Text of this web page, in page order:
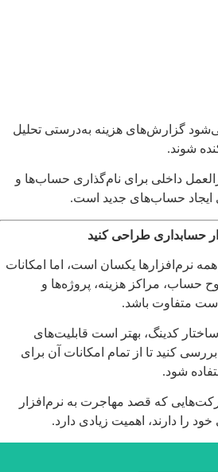
گزارش‌های هزینه به‌درستی تحلیل
شوند.
داخلی برای نام‌گذاری حساب‌ها و
حساب‌های جدید است.
حسابداری طراحی کنید
نرم‌افزارها یکسان است، اما امکانات
حساب، مراکز هزینه، پروژه‌ها و
متفاوت باشد.
ساختار کدینگ، بهتر است قابلیت‌های
کنید تا از تمام امکانات آن برای
شود.
که قصد مهاجرت به نرم‌افزار
را دارند، اهمیت زیادی دارد.